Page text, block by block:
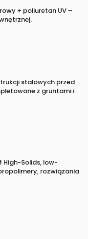
+ poliuretan UV –
stalowych przed
z gruntami i
High-Solids, low-
rozwiązania